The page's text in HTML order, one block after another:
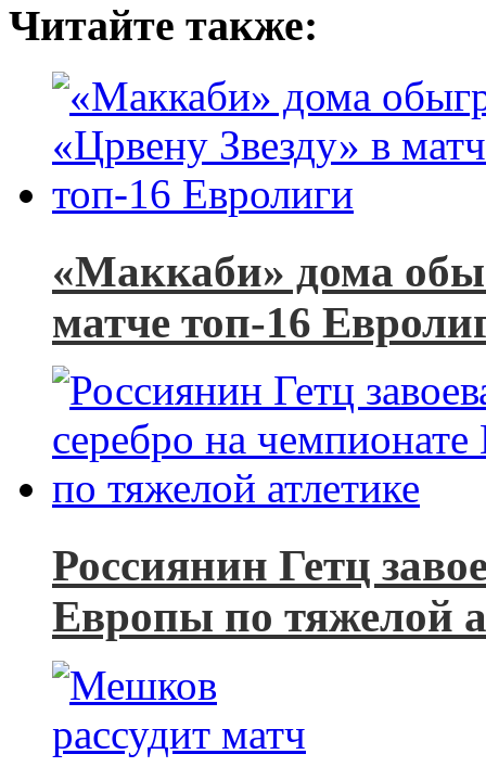
Читайте также:
«Маккаби» дома
матче топ-16
Россиянин Гетц
Европы по тяжелой